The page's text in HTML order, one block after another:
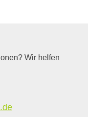
Wir helfen